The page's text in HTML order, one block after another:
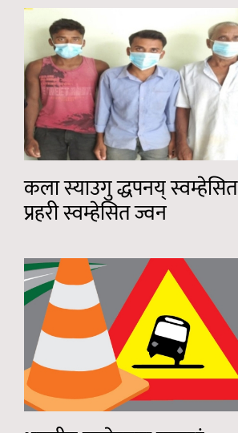
कला स्याउगु द्धपनय् स्वम्हेसित
प्रहरी स्वम्हेसित ज्वन